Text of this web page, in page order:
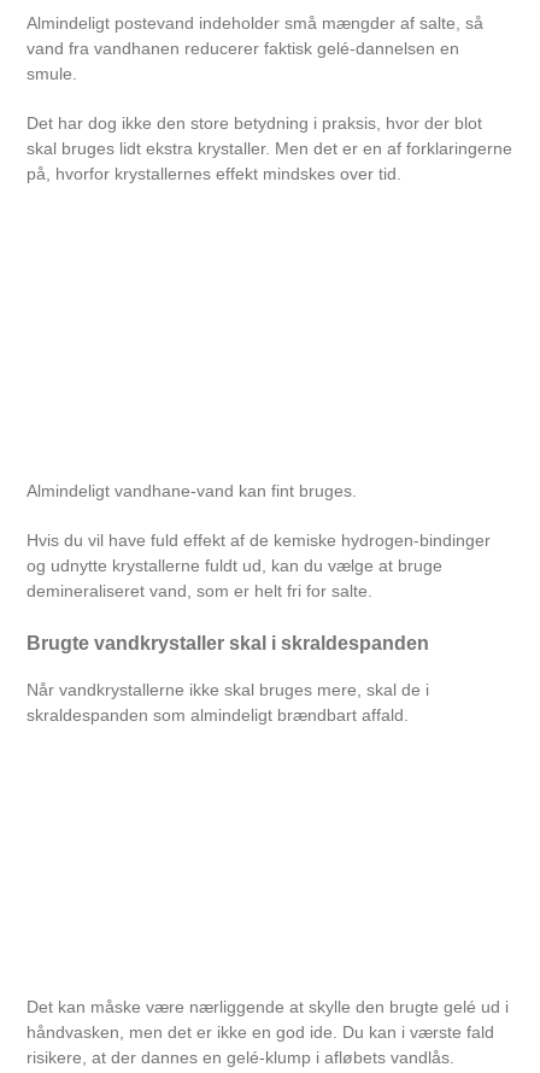
Almindeligt postevand indeholder små mængder af salte, så
vand fra vandhanen reducerer faktisk gelé-dannelsen en
smule.
Det har dog ikke den store betydning i praksis, hvor der blot
skal bruges lidt ekstra krystaller. Men det er en af forklaringerne
på, hvorfor krystallernes effekt mindskes over tid.
Almindeligt vandhane-vand kan fint bruges.
Hvis du vil have fuld effekt af de kemiske hydrogen-bindinger
og udnytte krystallerne fuldt ud, kan du vælge at bruge
demineraliseret vand, som er helt fri for salte.
Brugte vandkrystaller skal i skraldespanden
Når vandkrystallerne ikke skal bruges mere, skal de i
skraldespanden som almindeligt brændbart affald.
Det kan måske være nærliggende at skylle den brugte gelé ud i
håndvasken, men det er ikke en god ide. Du kan i værste fald
risikere, at der dannes en gelé-klump i afløbets vandlås.